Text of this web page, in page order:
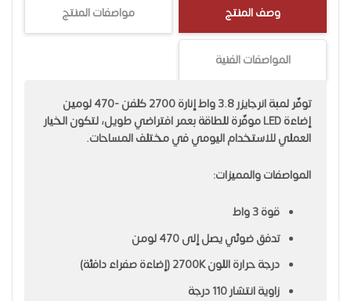
وصف المنتج
مواصفات المنتج
المواصفات الفنية
توفّر لمبة انرجايزر 3.8 واط إنارة 2700 كلفن -470 لومين
إضاءة LED موفّرة للطاقة بعمر افتراضي طويل، لتكون الخيار
العملي للاستخدام اليومي في مختلف المساحات.
المواصفات والمميزات:
قوة 3 واط
تدفق ضوئي يصل إلى 470 لومن
درجة حرارة اللون 2700K (إضاءة صفراء دافئة)
زاوية انتشار 110 درجة